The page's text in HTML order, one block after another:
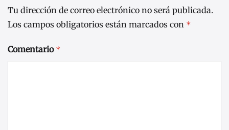
Tu dirección de correo electrónico no será publicada.
Los campos obligatorios están marcados con *
Comentario *